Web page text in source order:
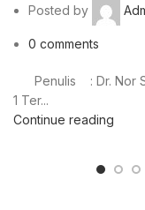
Posted by
0 comments
Penulis : Dr. Nor
1 Ter...
Continue reading